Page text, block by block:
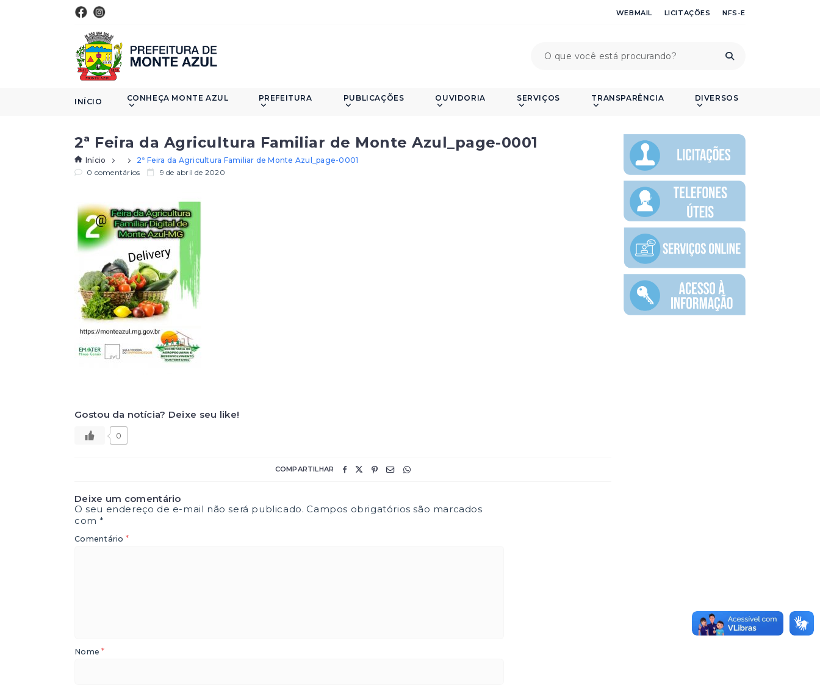
WEBMAIL LICITAÇÕES NFS-E
INÍCIO CONHEÇA MONTE AZUL PREFEITURA PUBLICAÇÕES OUVIDORIA SERVIÇOS TRANSPARÊNCIA DIVERSOS
2ª Feira da Agricultura Familiar de Monte Azul_page-0001
Início
2ª Feira da Agricultura Familiar de Monte Azul_page-0001
0 comentários
9 de abril de 2020
Gostou da notícia? Deixe seu like!
0
COMPARTILHAR
Deixe um comentário
O seu endereço de e-mail não será publicado. Campos obrigatórios são marcados
com*
Comentário *
Nome*